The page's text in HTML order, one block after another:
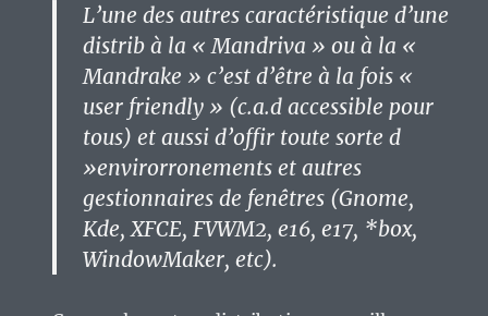
L’une des autres caractéristique d’une
distrib à la « Mandriva » ou à la «
Mandrake » c’est d’être à la fois «
user friendly » (c.a.d accessible pour
tous) et aussi d’offir toute sorte d
»envirorronements et autres
gestionnaires de fenêtres (Gnome,
Kde, XFCE, FVWM2, e16, e17, *box,
WindowMaker, etc).